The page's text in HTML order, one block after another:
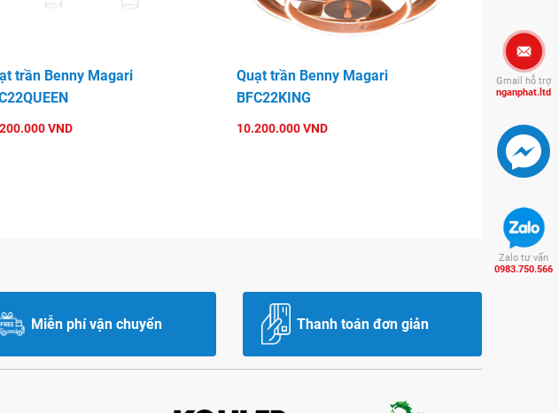
trần Benny Magari
VND
Quạt trần Benny Magari
BFC22KING
10.200.000 VND
Miễn phí vận chuyển Thanh toán đơn giản
Gmail hỗ trợ
nganphat.ltd
Zalo tư vấn
0983.750.566